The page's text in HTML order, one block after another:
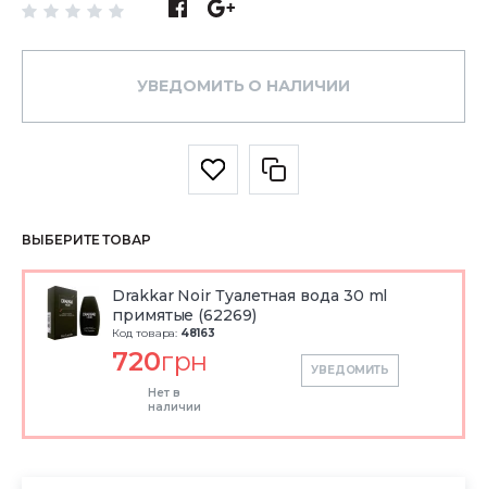
УВЕДОМИТЬ О НАЛИЧИИ
ВЫБЕРИТЕ ТОВАР
Drakkar Noir Туалетная вода 30 ml
примятые (62269)
Код товара: 48163
720грн
Нет в
наличии
УВЕДОМИТЬ